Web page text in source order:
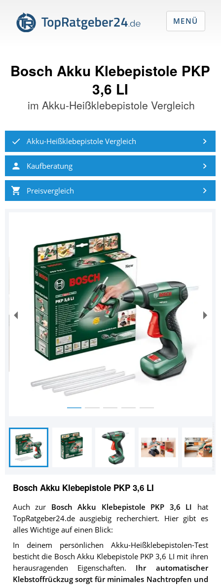
Bosch Akku Klebepistole PKP
3,6 LI
imAkku-Heißklebepistole Vergleich
Akku-Heißklebepistole Vergleich
Kaufberatung
Preisvergleich
Bosch Akku Klebepistole PKP 3,6 LI
Auch zur Bosch Akku Klebepistole PKP 3,6 LI hat
TopRatgeber24.de ausgiebig recherchiert. Hier gibt es
alles Wichtige auf einen Blick:
In deinem persönlichen Akku-Heißklebepistolen-Test
besticht die Bosch Akku Klebepistole PKP 3,6 LI mit ihren
herausragenden Eigenschaften. Ihr automatischer
Klebstoffrückzug sorgt für minimales Nachtropfen und
MENÜ